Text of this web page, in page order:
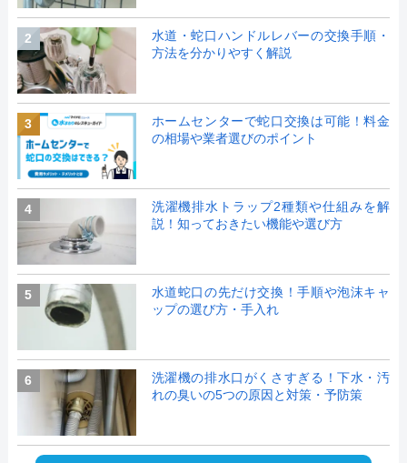
2
水道・蛇口ハンドルレバーの交換手順・
方法を分かりやすく解説
3
ホームセンターで蛇口交換は可能！料金
の相場や業者選びのポイント
4
洗濯機排水トラップ2種類や仕組みを解
説！知っておきたい機能や選び方
5
水道蛇口の先だけ交換！手順や泡沫キャ
ップの選び方・手入れ
6
洗濯機の排水口がくさすぎる！下水・汚
れの臭いの5つの原因と対策・予防策